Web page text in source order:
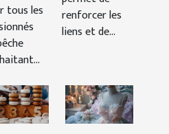
tous les
renforcer les
liens et de...